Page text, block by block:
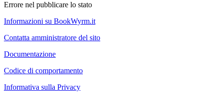
Errore nel pubblicare lo stato
Informazioni su BookWyrm.it
Contatta amministratore del sito
Documentazione
Codice di comportamento
Informativa sulla Privacy